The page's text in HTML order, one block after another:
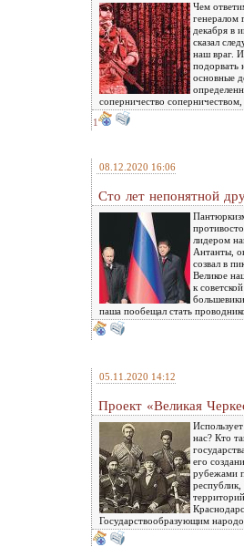
Чем
декабря в
сказал
наш враг. И
подорвать
основные
соперничество
1
08.12.2020 16:06
Сто лет непонятной
лидером
Антанты,
созвал в
Великое
к
паша пообещал стать
05.11.2020 14:12
Проект «Великая
нас? Кто
его
рубежами
республик,
Государствообразующим